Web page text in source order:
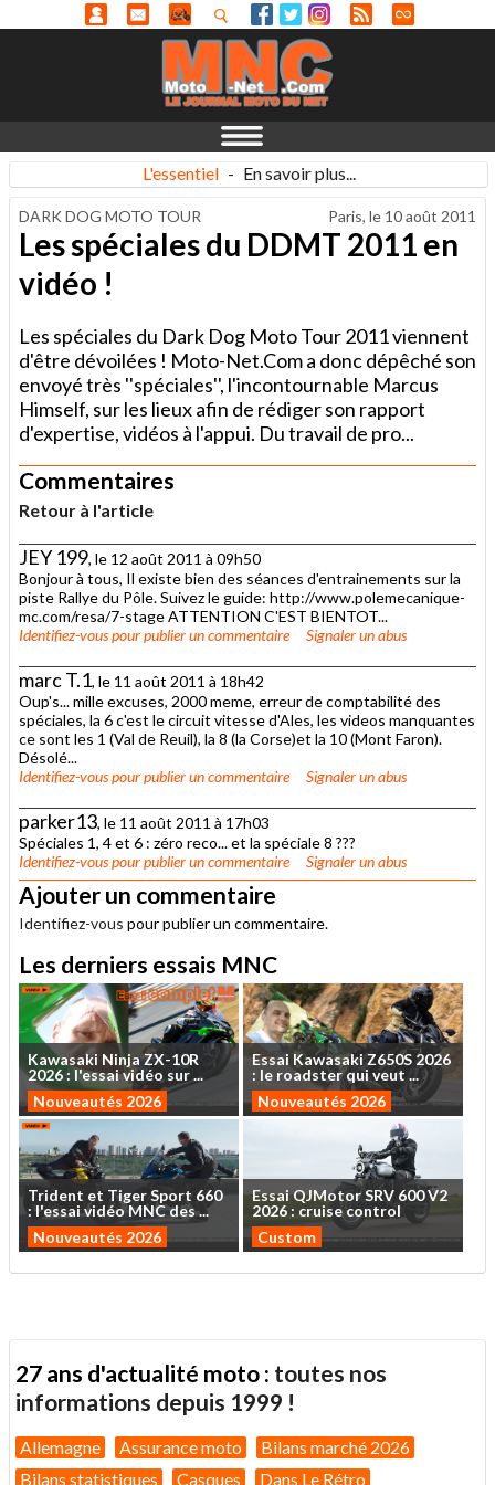
L'essentiel - En savoir plus...
DARK DOG MOTO TOUR Paris, le 10 août 2011
Les spéciales du DDMT 2011 en
vidéo !
Les spéciales du Dark Dog Moto Tour 2011 viennent
d'être dévoilées ! Moto-Net.Com a donc dépêché son
envoyé très ''spéciales'', l'incontournable Marcus
Himself, sur les lieux afin de rédiger son rapport
d'expertise, vidéos à l'appui. Du travail de pro...
Commentaires
Retour à l'article
JEY 199, le 12 août 2011 à 09h50
Bonjour à tous, Il existe bien des séances d'entrainements sur la
piste Rallye du Pôle. Suivez le guide: http://www.polemecanique-
mc.com/resa/7-stage ATTENTION C'EST BIENTOT...
Identifiez-vouspour publier un commentaire Signaler un abus
marc T.1, le 11 août 2011 à 18h42
Oup's... mille excuses, 2000 meme, erreur de comptabilité des
spéciales, la 6 c'est le circuit vitesse d'Ales, les videos manquantes
ce sont les 1 (Val de Reuil), la 8 (la Corse)et la 10 (Mont Faron).
Désolé...
Identifiez-vouspour publier un commentaire Signaler un abus
parker13, le 11 août 2011 à 17h03
Spéciales 1, 4 et 6 : zéro reco... et la spéciale 8 ???
Identifiez-vouspour publier un commentaire Signaler un abus
Ajouter un commentaire
Identifiez-vous pour publier un commentaire.
Les derniers essais MNC
Kawasaki NinjaZX-10R
2026: l'essaividéo sur...
Nouveautés 2026
Essai KawasakiZ650S 2026
: le roadsterquiveut ...
Nouveautés 2026
Trident et TigerSport 660
: l'essaividéoMNCdes...
Nouveautés 2026
EssaiQJMotorSRV 600V2
2026 : cruise control
Custom
27 ans d'actualité moto : toutes nos
informations depuis 1999 !
Allemagne Assurance moto
Bilans marché 2026
Bilans statistiques
Casques Dans Le Rétro